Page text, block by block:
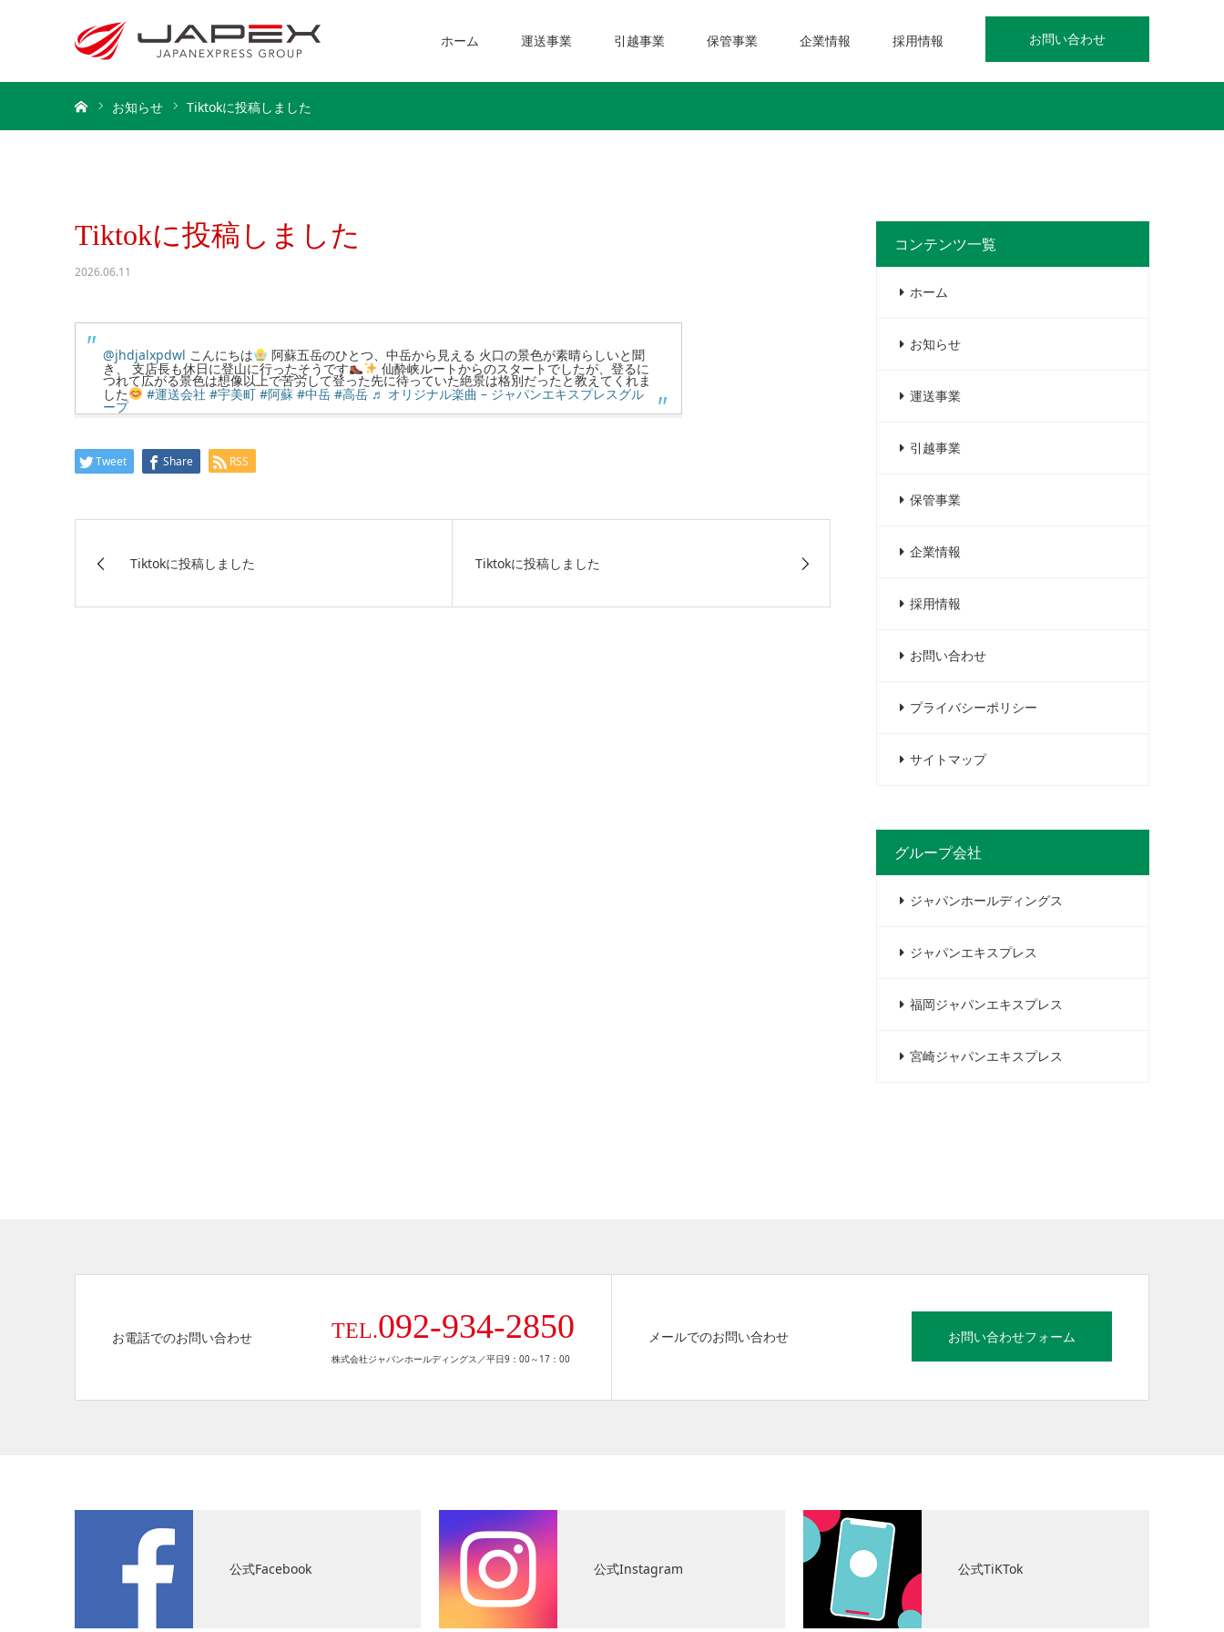
お問い合わせ
ホーム 運送事業 引越事業 保管事業 企業情報 採用情報
お知らせ Tiktokに投稿しました
Tiktokに投稿しました
2026.06.11
@jhdjalxpdwl こんにちは 阿蘇五岳のひとつ、中岳から見える 火口の景色が素晴らしいと聞
き、 支店長も休日に登山に行ったそうです 仙酔峡ルートからのスタートでしたが、登るに
つれて広がる景色は想像以上で苦労して登った先に待っていた絶景は格別だったと教えてくれま
した #運送会社 #宇美町 #阿蘇 #中岳 #高岳 ♬ オリジナル楽曲 – ジャパンエキスプレスグル
ープ
Tweet Share RSS
Tiktokに投稿しました Tiktokに投稿しました
コンテンツ一覧
ホーム
お知らせ
運送事業
引越事業
保管事業
企業情報
採用情報
お問い合わせ
プライバシーポリシー
サイトマップ
グループ会社
ジャパンホールディングス
ジャパンエキスプレス
福岡ジャパンエキスプレス
宮崎ジャパンエキスプレス
お電話でのお問い合わせ TEL.092-934-2850
株式会社ジャパンホールディングス／平日9：00～17：00
メールでのお問い合わせ お問い合わせフォーム
公式Facebook 公式Instagram 公式TiKTok